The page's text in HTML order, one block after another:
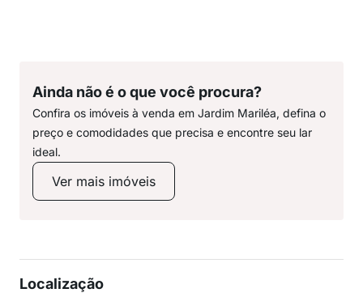
Ainda não é o que você procura?
Confira os imóveis à venda em Jardim Mariléa, defina o
preço e comodidades que precisa e encontre seu lar
ideal.
Ver mais imóveis
Localização